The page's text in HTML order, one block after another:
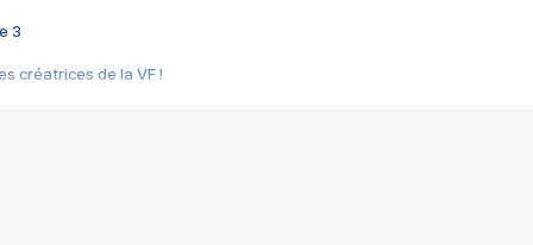
3
créatrices de la VF !